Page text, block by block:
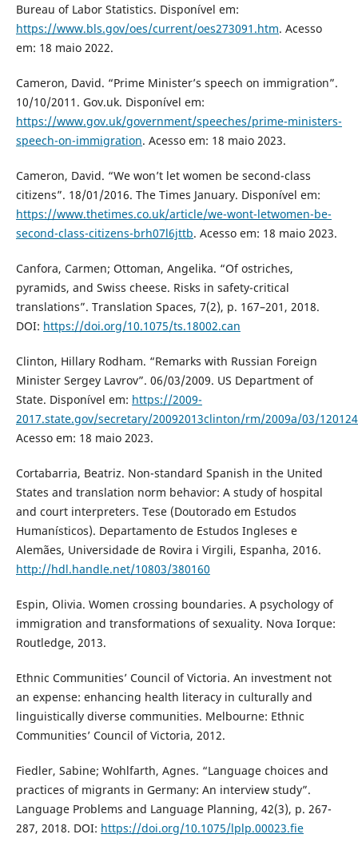
Bureau of Labor Statistics. Disponível em:
https://www.bls.gov/oes/current/oes273091.htm. Acesso
em: 18 maio 2022.
Cameron, David. “Prime Minister’s speech on immigration”.
10/10/2011. Gov.uk. Disponível em:
https://www.gov.uk/government/speeches/prime-ministers-
speech-on-immigration. Acesso em: 18 maio 2023.
Cameron, David. “We won’t let women be second-class
citizens”. 18/01/2016. The Times January. Disponível em:
https://www.thetimes.co.uk/article/we-wont-letwomen-be-
second-class-citizens-brh07l6jttb. Acesso em: 18 maio 2023.
Canfora, Carmen; Ottoman, Angelika. “Of ostriches,
pyramids, and Swiss cheese. Risks in safety-critical
translations”. Translation Spaces, 7(2), p. 167–201, 2018.
DOI: https://doi.org/10.1075/ts.18002.can
Clinton, Hillary Rodham. “Remarks with Russian Foreign
Minister Sergey Lavrov”. 06/03/2009. US Department of
State. Disponível em: https://2009-
2017.state.gov/secretary/20092013clinton/rm/2009a/03/
Acesso em: 18 maio 2023.
Cortabarria, Beatriz. Non-standard Spanish in the United
States and translation norm behavior: A study of hospital
and court interpreters. Tese (Doutorado em Estudos
Humanísticos). Departamento de Estudos Ingleses e
Alemães, Universidade de Rovira i Virgili, Espanha, 2016.
http://hdl.handle.net/10803/380160
Espin, Olivia. Women crossing boundaries. A psychology of
immigration and transformations of sexuality. Nova Iorque:
Routledge, 2013.
Ethnic Communities’ Council of Victoria. An investment not
an expense: enhancing health literacy in culturally and
linguistically diverse communities. Melbourne: Ethnic
Communities’ Council of Victoria, 2012.
Fiedler, Sabine; Wohlfarth, Agnes. “Language choices and
practices of migrants in Germany: An interview study”.
Language Problems and Language Planning, 42(3), p. 267-
287, 2018. DOI: https://doi.org/10.1075/lplp.00023.fie